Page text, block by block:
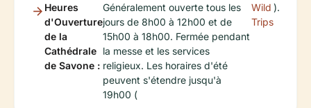
Heures
d'Ouverture
de la
Cathédrale
de Savone :
Généralement ouverte tous les
jours de 8h00 à 12h00 et de
15h00 à 18h00. Fermée pendant
la messe et les services
religieux. Les horaires d'été
peuvent s'étendre jusqu'à
19h00 (
Wild
Trips
).